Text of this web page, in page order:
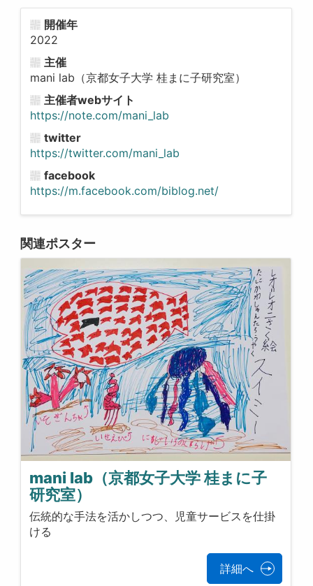
開催年
2022
主催
mani lab（京都女子大学 桂まに子研究室）
主催者webサイト
https://note.com/mani_lab
twitter
https://twitter.com/mani_lab
facebook
https://m.facebook.com/biblog.net/
関連ポスター
mani lab（京都女子大学 桂まに子
研究室）
伝統的な手法を活かしつつ、児童サービスを仕掛
ける
詳細へ